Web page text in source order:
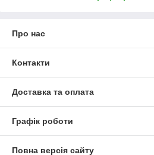
Про нас
Контакти
Доставка та оплата
Графік роботи
Повна версія сайту